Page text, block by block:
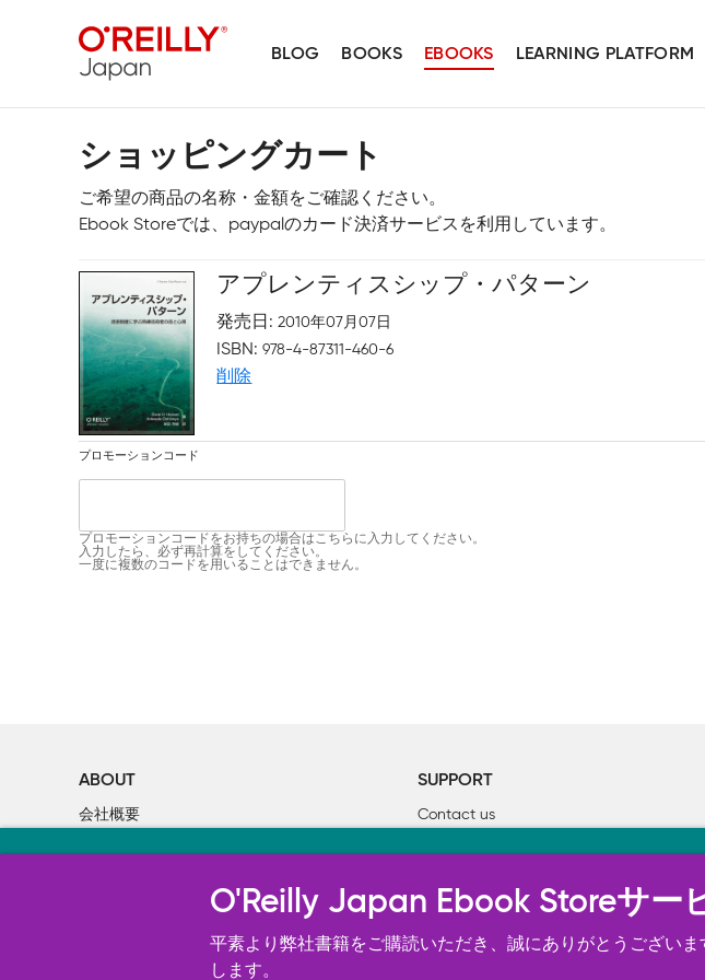
BLOG BOOKS EBOOKS LEARNING PLATFORM
ショッピングカート
ご希望の商品の名称・金額をご確認ください。
Ebook Storeでは、paypalのカード決済サービスを利用しています。
アプレンティスシップ・パターン
発売日 2010年07月07日
ISBN 978-4-87311-460-6
削除
プロモーションコード
プロモーションコードをお持ちの場合はこちらに入力してください。
入力したら、必ず再計算をしてください。
一度に複数のコードを用いることはできません。
ABOUT
会社概要
SUPPORT
Contact us
オライリー・ジャパンのWeb サイトは正常に機能するために
況の分析、ユーザー・エクスペリエンスの向上、広告宣伝の
す。 詳細については
O'Reilly Japan Ebook Storeサー
平素より弊社書籍をご購読いただき、誠にありがとうござい
します。